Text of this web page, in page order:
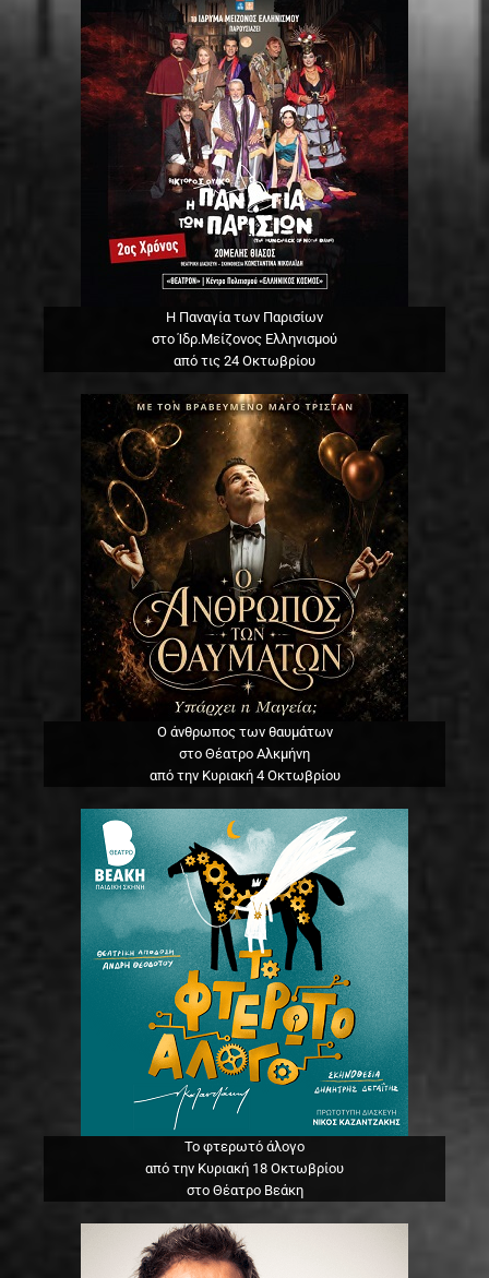
Η Παναγία των Παρισίων
στο Ίδρ.Μείζονος Ελληνισμού
από τις 24 Οκτωβρίου
Ο άνθρωπος των θαυμάτων
στο Θέατρο Αλκμήνη
από την Κυριακή 4 Οκτωβρίου
Το φτερωτό άλογο
από την Κυριακή 18 Οκτωβρίου
στο Θέατρο Βεάκη